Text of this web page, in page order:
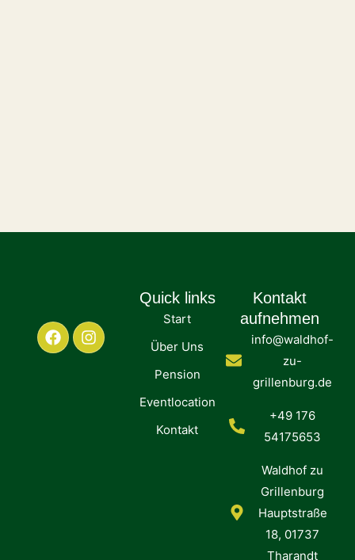
Quick links
Start
Über Uns
Pension
Eventlocation
Kontakt
Kontakt
aufnehmen
info@waldhof-
zu-
grillenburg.de
+49 176
54175653
Waldhof zu
Grillenburg
Hauptstraße
18, 01737
Tharandt